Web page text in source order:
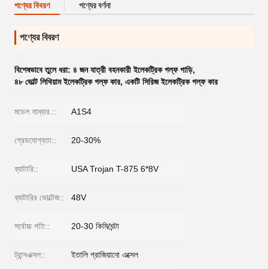
পণ্যের বিবরণ পণ্যের বর্ণনা
পণ্যের বিবরণ
বিশেষভাবে তুলে ধরা: ৪ জন যাত্রী বহনকারী ইলেকট্রিক গল্ফ গাড়ি,
৪৮ ভোল্ট লিথিয়াম ইলেকট্রিক গল্ফ কার, একটি সিরিজ ইলেকট্রিক গল্ফ কার
মডেল নাম্বার.:: A1S4
গ্রেডযোগ্যতা:: 20-30%
ব্যাটারি:: USA Trojan T-875 6*8V
ব্যাটারির ভোল্টেজ:: 48V
সর্বোচ্চ গতি:: 20-30 কিমি/ঘন্টা
ট্রান্সএক্সল:: ইতালি গ্রাজিয়ানো এক্সেল